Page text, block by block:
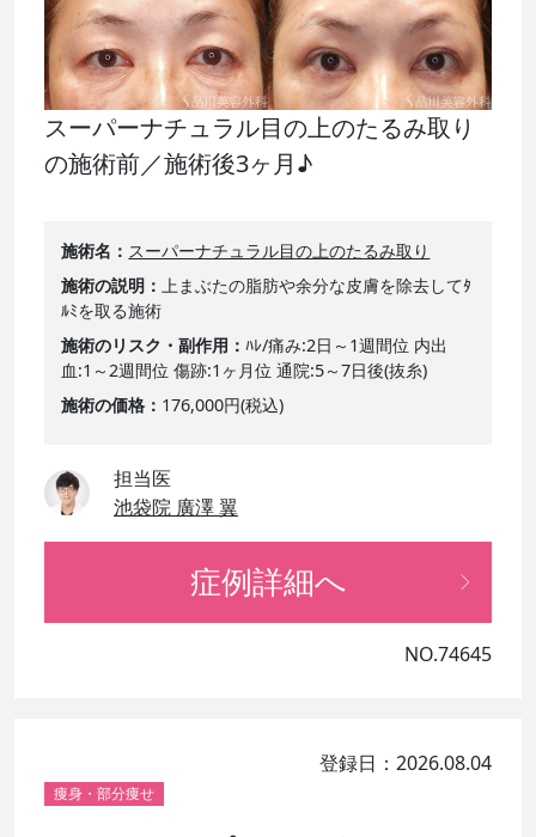
スーパーナチュラル目の上のたるみ取り
の施術前／施術後3ヶ月♪
施術名
スーパーナチュラル目の上のたるみ取り
施術の説明
上まぶたの脂肪や余分な皮膚を除去してﾀ
ﾙﾐを取る施術
施術のリスク・副作用
ﾊﾚ/痛み:2日～1週間位 内出
血:1～2週間位 傷跡:1ヶ月位 通院:5～7日後(抜糸)
施術の価格
176,000円(税込)
担当医
池袋院 廣澤 翼
症例詳細へ
NO.74645
登録日：2026.08.04
痩身・部分痩せ